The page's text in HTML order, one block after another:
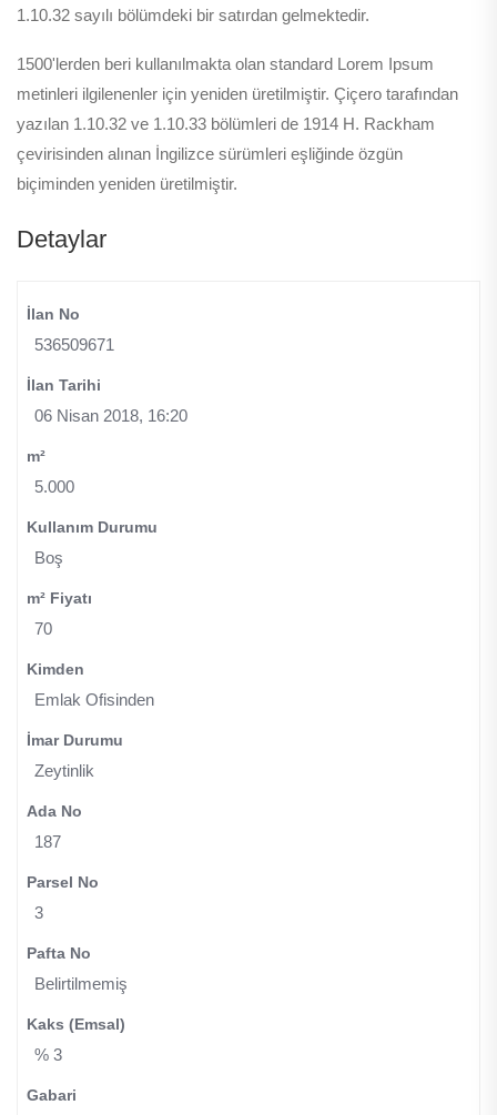
1.10.32 sayılı bölümdeki bir satırdan gelmektedir.
1500'lerden beri kullanılmakta olan standard Lorem Ipsum
metinleri ilgilenenler için yeniden üretilmiştir. Çiçero tarafından
yazılan 1.10.32 ve 1.10.33 bölümleri de 1914 H. Rackham
çevirisinden alınan İngilizce sürümleri eşliğinde özgün
biçiminden yeniden üretilmiştir.
Detaylar
İlan No
536509671
İlan Tarihi
06 Nisan 2018, 16:20
m²
5.000
Kullanım Durumu
Boş
m² Fiyatı
70
Kimden
Emlak Ofisinden
İmar Durumu
Zeytinlik
Ada No
187
Parsel No
3
Pafta No
Belirtilmemiş
Kaks (Emsal)
% 3
Gabari